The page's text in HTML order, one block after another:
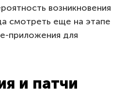
возникновения
смотреть еще на этапе
приложения для
и патчи